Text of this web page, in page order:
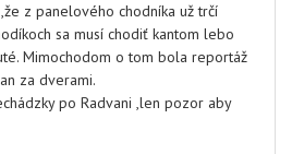
z panelového chodníka už trčí
sa musí chodiť kantom lebo
Mimochodom o tom bola reportáž
za dverami.
po Radvani ,len pozor aby